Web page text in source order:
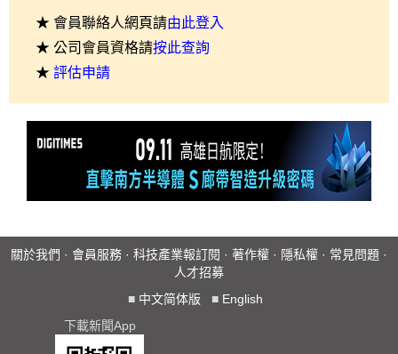
★ 會員聯絡人網頁請由此登入
★ 公司會員資格請按此查詢
★ 評估申請
關於我們 · 會員服務 · 科技產業報訂閱 · 著作權 · 隱私權 · 常見問題 ·
人才招募
■ 中文简体版 ■ English
下載新聞App